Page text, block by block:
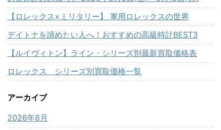
【ロレックス×ミリタリー】 軍用ロレックスの世界
デイトナを諦めたい人へ！おすすめの高級時計BEST3
【ルイヴィトン】ライン・シリーズ別最新買取価格表
ロレックス シリーズ別買取価格一覧
アーカイブ
2026年8月